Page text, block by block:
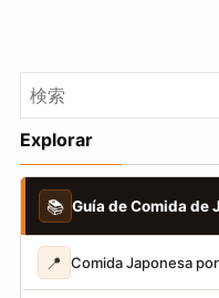
Explorar
📚 Guía de Comida de
📍 Comida Japonesa